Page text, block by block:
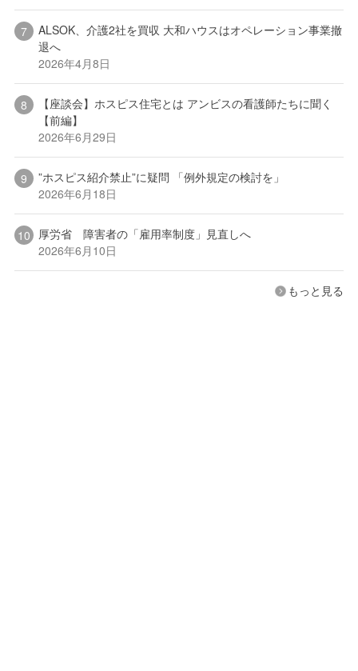
ALSOK、介護2社を買収 大和ハウスはオペレーション事業撤
退へ
2026年4月8日
【座談会】ホスピス住宅とは アンビスの看護師たちに聞く
【前編】
2026年6月29日
”ホスピス紹介禁止”に疑問 「例外規定の検討を」
2026年6月18日
厚労省 障害者の「雇用率制度」見直しへ
2026年6月10日
もっと見る